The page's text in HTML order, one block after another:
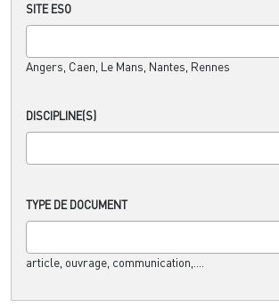
SITE ESO
Angers, Caen, Le Mans, Nantes, Rennes
DISCIPLINE(S)
TYPE DE DOCUMENT
article, ouvrage, communication,....